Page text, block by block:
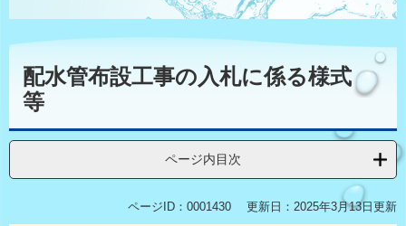
本
配水管布設工事の入札に係る様式
等
ページ内目次
ページID：0001430 更新日：2025年3月13日更新